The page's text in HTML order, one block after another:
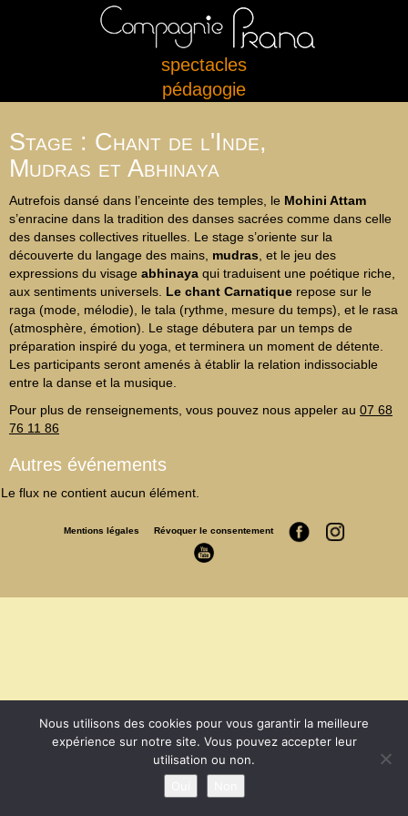
spectacles
pédagogie
Stage : Chant de l'Inde,
Mudras et Abhinaya
Autrefois dansé dans l’enceinte des temples, le Mohini Attam
s’enracine dans la tradition des danses sacrées comme dans celle
des danses collectives rituelles. Le stage s’oriente sur la
découverte du langage des mains, mudras , et le jeu des
expressions du visage abhinaya qui traduisent une poétique riche,
aux sentiments universels. Le chant Carnatique repose sur le
raga (mode, mélodie), le tala (rythme, mesure du temps), et le rasa
(atmosphère, émotion). Le stage débutera par un temps de
préparation inspiré du yoga, et terminera un moment de détente.
Les participants seront amenés à établir la relation indissociable
entre la danse et la musique.
Pour plus de renseignements, vous pouvez nous appeler au 07 68
76 11 86
Autres événements
Le flux ne contient aucun élément.
Mentions légales Révoquer le consentement
Nous utilisons des cookies pour vous garantir la meilleure
expérience sur notre site. Vous pouvez accepter leur
utilisation ou non.